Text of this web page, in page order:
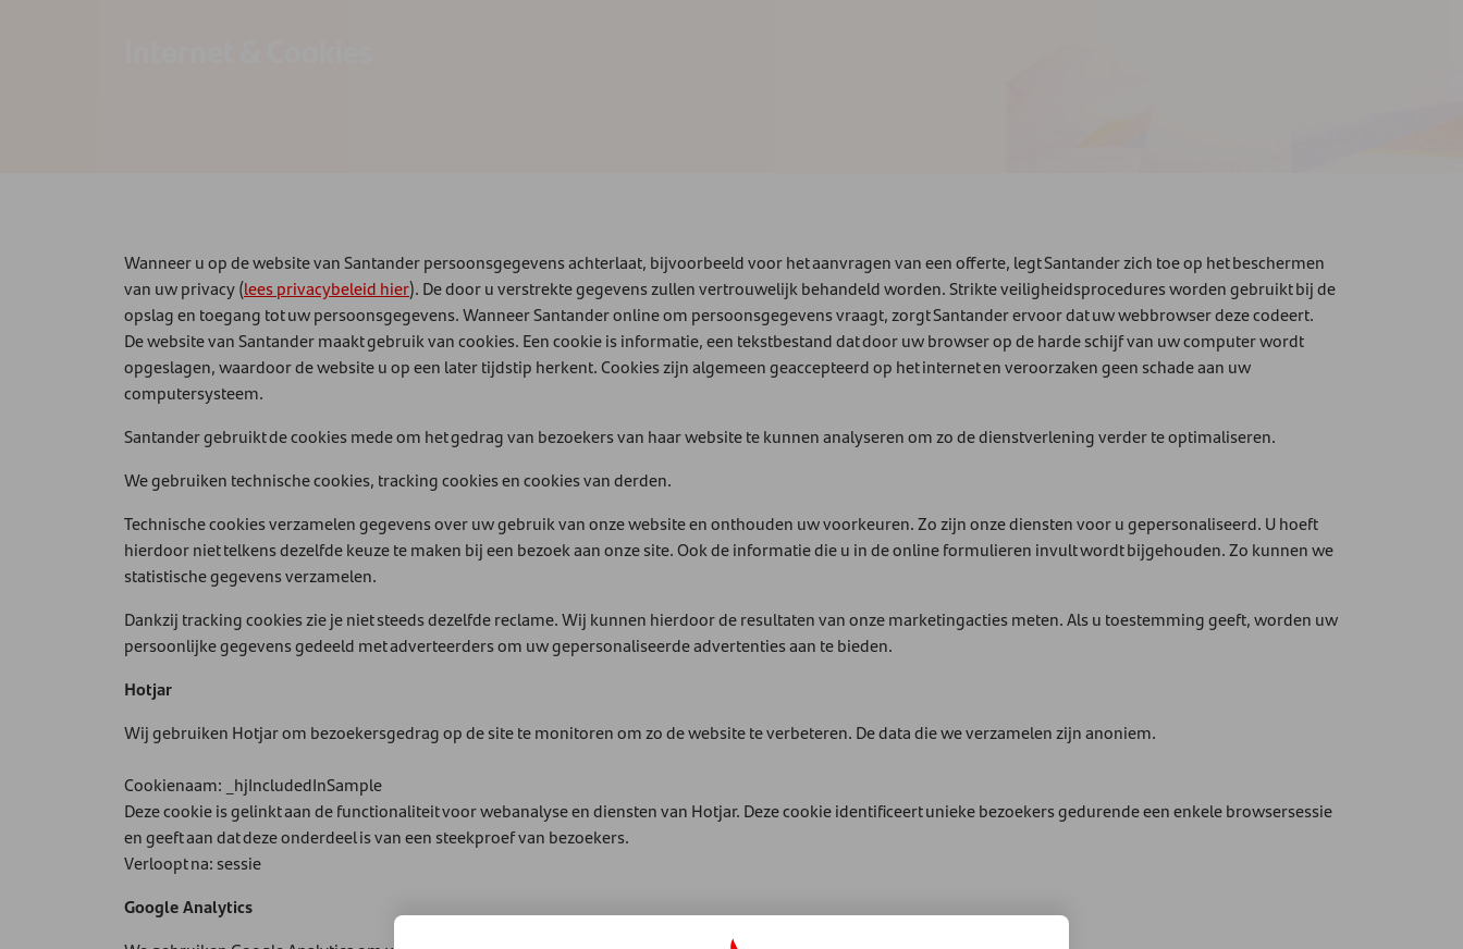
Wanneer u op de website van Santander persoonsgegevens achterlaat, bijvoorbeeld voor het aanvragen van een offerte, legt Santander zich toe op het beschermen
van uw privacy (lees privacybeleid hier). De door u verstrekte gegevens zullen vertrouwelijk behandeld worden. Strikte veiligheidsprocedures worden gebruikt bij de
opslag en toegang tot uw persoonsgegevens. Wanneer Santander online om persoonsgegevens vraagt, zorgt Santander ervoor dat uw webbrowser deze codeert.
De website van Santander maakt gebruik van cookies. Een cookie is informatie, een tekstbestand dat door uw browser op de harde schijf van uw computer wordt
opgeslagen, waardoor de website u op een later tijdstip herkent. Cookies zijn algemeen geaccepteerd op het internet en veroorzaken geen schade aan uw
computersysteem.
Santander gebruikt de cookies mede om het gedrag van bezoekers van haar website te kunnen analyseren om zo de dienstverlening verder te optimaliseren.
We gebruiken technische cookies, tracking cookies en cookies van derden.
Technische cookies verzamelen gegevens over uw gebruik van onze website en onthouden uw voorkeuren. Zo zijn onze diensten voor u gepersonaliseerd. U hoeft
hierdoor niet telkens dezelfde keuze te maken bij een bezoek aan onze site. Ook de informatie die u in de online formulieren invult wordt bijgehouden. Zo kunnen we
statistische gegevens verzamelen.
Dankzij tracking cookies zie je niet steeds dezelfde reclame. Wij kunnen hierdoor de resultaten van onze marketingacties meten. Als u toestemming geeft, worden uw
persoonlijke gegevens gedeeld met adverteerders om uw gepersonaliseerde advertenties aan te bieden.
Hotjar
Wij gebruiken Hotjar om bezoekersgedrag op de site te monitoren om zo de website te verbeteren. De data die we verzamelen zijn anoniem.
Cookienaam: _hjIncludedInSample
Deze cookie is gelinkt aan de functionaliteit voor webanalyse en diensten van Hotjar. Deze cookie identificeert unieke bezoekers gedurende een enkele browsersessie
en geeft aan dat deze onderdeel is van een steekproef van bezoekers.
Verloopt na: sessie
Google Analytics